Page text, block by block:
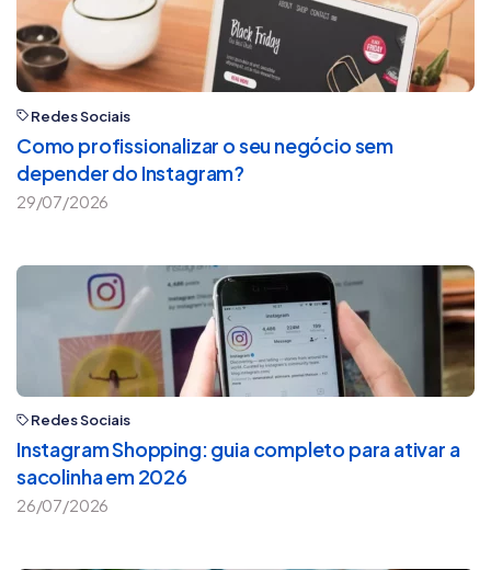
Redes Sociais
Como profissionalizar o seu negócio sem
depender do Instagram?
29/07/2026
Redes Sociais
Instagram Shopping: guia completo para ativar a
sacolinha em 2026
26/07/2026